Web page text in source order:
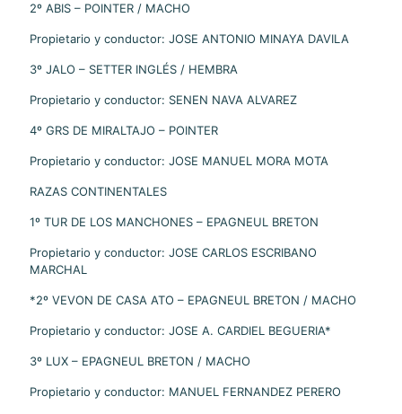
2º ABIS – POINTER / MACHO
Propietario y conductor: JOSE ANTONIO MINAYA DAVILA
3º JALO – SETTER INGLÉS / HEMBRA
Propietario y conductor: SENEN NAVA ALVAREZ
4º GRS DE MIRALTAJO – POINTER
Propietario y conductor: JOSE MANUEL MORA MOTA
RAZAS CONTINENTALES
1º TUR DE LOS MANCHONES – EPAGNEUL BRETON
Propietario y conductor: JOSE CARLOS ESCRIBANO
MARCHAL
*2º VEVON DE CASA ATO – EPAGNEUL BRETON / MACHO
Propietario y conductor: JOSE A. CARDIEL BEGUERIA*
3º LUX – EPAGNEUL BRETON / MACHO
Propietario y conductor: MANUEL FERNANDEZ PERERO